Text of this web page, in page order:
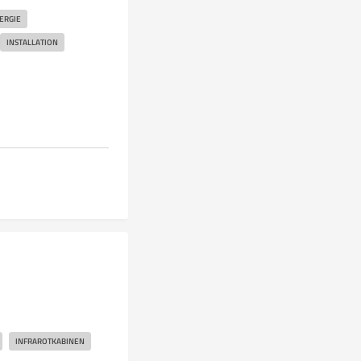
INSTALLATION
INFRAROTKABINEN